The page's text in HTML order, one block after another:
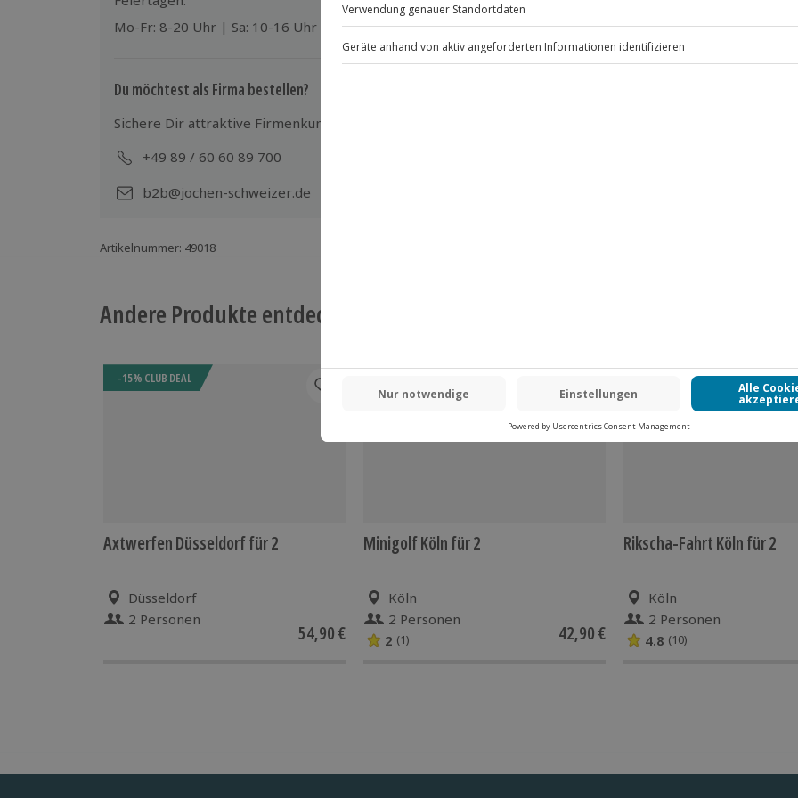
Teilnehmer
Gutschein gültig für 2 Personen
Zuschauer/Begleitperson möglich (kostenlos)
Mo-Fr: 8-20 Uhr | Sa: 10-16 Uhr
Du möchtest als Firma bestellen?
Sichere Dir attraktive Firmenkunden Vorteile.
+49 89 / 60 60 89 700
b2b@jochen-schweizer.de
Artikelnummer: 49018
Andere Produkte entdecken
-15% CLUB DEAL
Axtwerfen Düsseldorf für 2
Düsseldorf
2 Personen
54,90 €
Minigolf Köln für 2
Köln
2 Personen
2 (1) 42,90 €
-15% CLUB DEAL
Rikscha-Fahrt Köln für 2
Köln
2 Personen
4.8 (10)